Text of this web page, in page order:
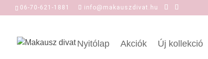
06-70-621-1881 info@makauszdivat.hu
Nyitólap Akciók Új kollekció